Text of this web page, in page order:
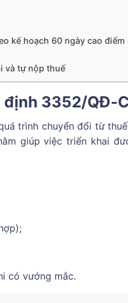
kế hoạch 60 ngày cao điểm
và tự nộp thuế
định 3352/QĐ-
trình chuyển đổi từ
giúp việc triển khai
có vướng mắc.